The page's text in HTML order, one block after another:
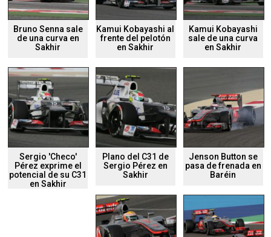
Bruno Senna sale
de una curva en
Sakhir
Kamui Kobayashi al
frente del pelotón
en Sakhir
Kamui Kobayashi
sale de una curva
en Sakhir
Sergio 'Checo'
Pérez exprime el
potencial de su C31
en Sakhir
Plano del C31 de
Sergio Pérez en
Sakhir
Jenson Button se
pasa de frenada en
Baréin